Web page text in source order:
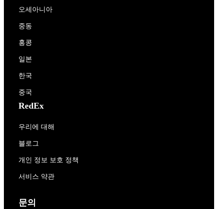
오세아니아
중동
홍콩
일본
한국
중국
RedEx
우리에 대해
블로그
개인 정보 보호 정책
서비스 약관
문의